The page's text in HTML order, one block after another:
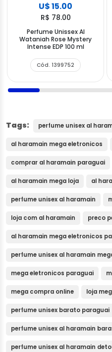
U$ 15.00
R$ 78.00
Perfume Unissex Al
Wataniah Rose Mystery
Intense EDP 100 ml
Cód. 1399752
Tags: perfume unisex al
al haramain mega eletronicos
comprar al haramain paraguai
al haramain mega loja al
perfume unisex al haramain
loja com al haramain preco
al haramain mega eletronicos
perfume unisex al haramain
mega eletronicos paraguai
mega compra online loja
perfume unisex barato paraguai
perfume unisex al haramain
perfume unisex al haramain